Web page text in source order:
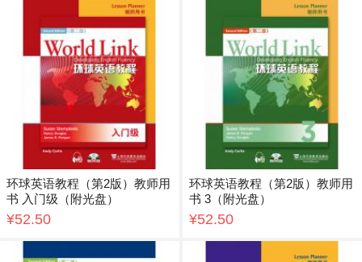
环球英语教程（第2版）教师用
书 入门级（附光盘）
¥52.50
环球英语教程（第2版）教师用
书 3（附光盘）
¥52.50